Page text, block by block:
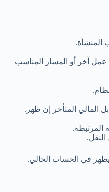
المنشأة.
آخر أو المسار المناسب
المالي المتأخر إن ظهر.
المرتبطة.
النقل.
يظهر في الحساب الحالي.